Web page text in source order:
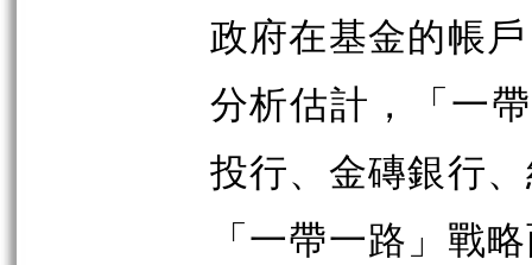
政府在基金的帳
分析估計，「一
投行、金磚銀行
「一帶一路」戰